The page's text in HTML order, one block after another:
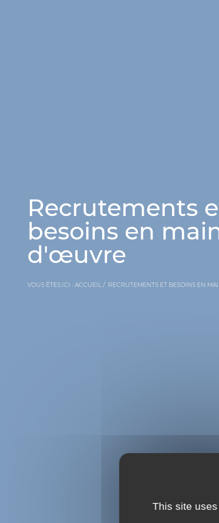
Recrutements
besoins en
d'œuvre
VOUS ÊTES ICI : ACCUEIL RECRUTEMENTS ET BESOINS EN
This site